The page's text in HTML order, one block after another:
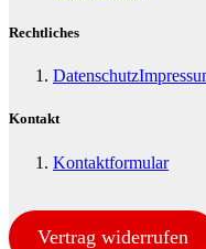
Rechtliches
Datenschutz
Kontakt
Kontaktformular
Vertrag widerrufen